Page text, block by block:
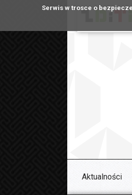
Serwis w trosce o
Aktualności